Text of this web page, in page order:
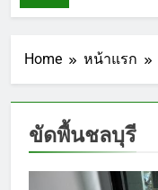
Home หน้าแรก
ขัดพื้นชลบุรี